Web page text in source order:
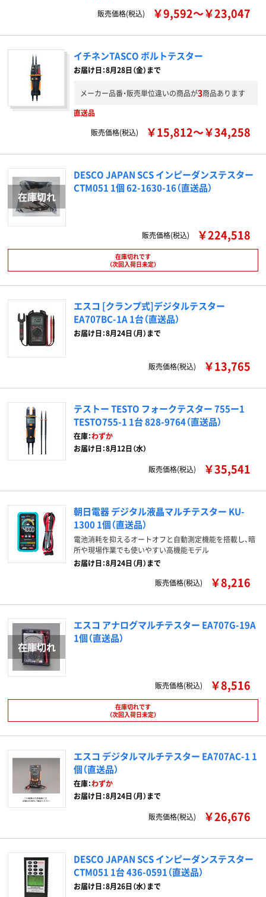
販売価格(税込)
￥9,592～￥23,047
イチネンTASCO ボルトテスター
お届け日：8月28日（金）まで
メーカー品番・販売単位違いの商品が3商品あります
直送品
販売価格(税込)
￥15,812～￥34,258
DESCO JAPAN SCS インピーダンステスター
CTM051 1個 62-1630-16（直送品）
販売価格(税込) ￥224,518
在庫切れです
（次回入荷日未定）
エスコ [クランプ式]デジタルテスター
EA707BC-1A 1台（直送品）
お届け日：8月24日（月）まで
販売価格(税込) ￥13,765
テストー TESTO フォークテスター 755ー1
TESTO755-1 1台 828-9764（直送品）
在庫：わずか
お届け日：8月12日（水）
販売価格(税込) ￥35,541
朝日電器 デジタル液晶マルチテスター KU-
1300 1個（直送品）
電池消耗を抑えるオートオフと自動測定機能を搭載し、暗
所や現場作業でも使いやすい高機能モデル
お届け日：8月24日（月）まで
販売価格(税込)
￥8,216
エスコ アナログマルチテスター EA707G-19A
1個（直送品）
販売価格(税込) ￥8,516
在庫切れです
（次回入荷日未定）
エスコ デジタルマルチテスター EA707AC-1 1
個（直送品）
在庫：わずか
お届け日：8月24日（月）まで
販売価格(税込) ￥26,676
DESCO JAPAN SCS インピーダンステスター
CTM051 1台 436-0591（直送品）
お届け日：8月26日（水）まで